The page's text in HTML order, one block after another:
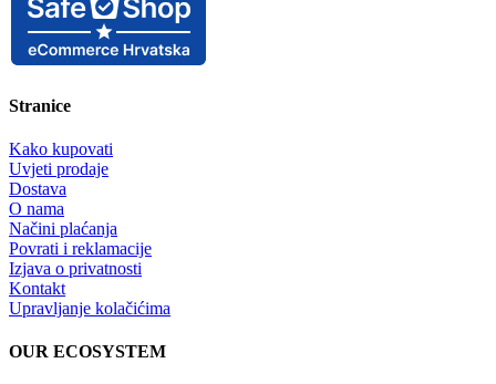
Stranice
Kako kupovati
Uvjeti prodaje
Dostava
O nama
Načini plaćanja
Povrati i reklamacije
Izjava o privatnosti
Kontakt
Upravljanje kolačićima
OUR ECOSYSTEM